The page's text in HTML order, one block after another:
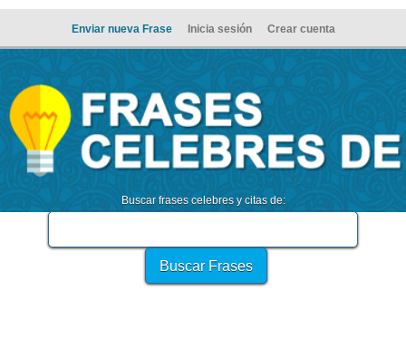
Enviar nueva Frase Inicia sesión Crear cuenta
Buscar frases celebres y citas de: